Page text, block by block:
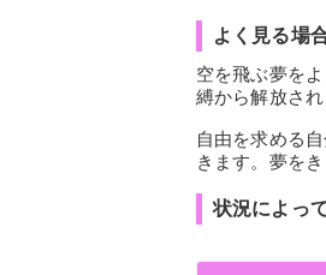
よく見る場
空を飛ぶ夢をよ
縛から解放さ
自由を求める
きます。夢を
状況によっ